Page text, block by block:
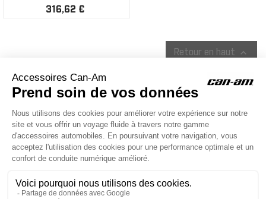
316,62 €
Retour en haut 
ACCESSOIRES CAN-AM
Le site d'accessoires Can-Am vous propose des accessoires d'origine
pour équiper votre véhicule 3 roues (On Road) ou votre véhicule tout